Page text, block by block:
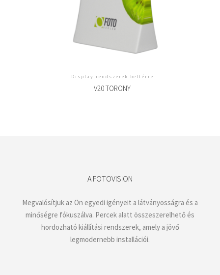
Display rendszerek beltérre
V20 TORONY
A FOTOVISION
Megvalósítjuk az Ön egyedi igényeit a látványosságra és a
minőségre fókuszálva. Percek alatt összeszerelhető és
hordozható kiállítási rendszerek, amely a jövő
legmodernebb installációi.